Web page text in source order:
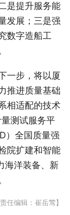
是提升服务能
发展；三是强
数字造船工
一步，将以厦
推进质量基础
相适配的技术
测试服务平
）全国质量强
院扩建和智能
海洋装备、新
责任编辑：崔岳莺】